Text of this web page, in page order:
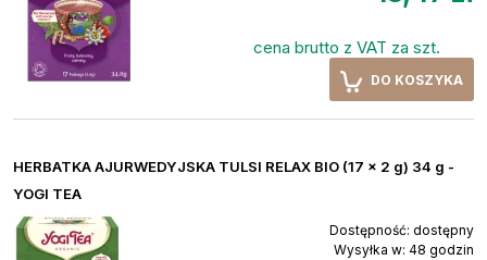
cena brutto z VAT za szt.
DO KOSZYKA
HERBATKA AJURWEDYJSKA TULSI RELAX BIO (17 x 2 g) 34 g -
YOGI TEA
Dostępność: dostępny
Wysyłka w: 48 godzin